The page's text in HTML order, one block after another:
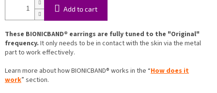
Add to cart
These BIONICBAND® earrings are fully tuned to the "Original"
frequency. It only needs to be in contact with the skin via the metal
part to work effectively.
Learn more about how BIONICBAND® works in the “How does it
work” section.